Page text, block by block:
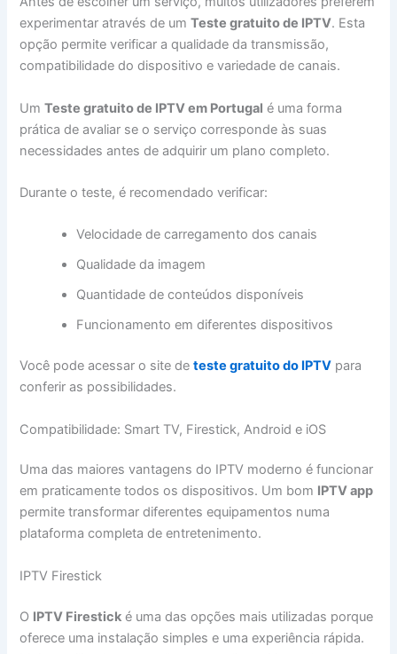
experimentar através de umTeste gratuito de IPTV. Esta
opção permite verificar a qualidade da transmissão,
compatibilidade do dispositivo e variedade de canais.
UmTeste gratuito de IPTV em Portugal é uma forma
prática de avaliar se o serviço corresponde às suas
necessidades antes de adquirir um plano completo.
Durante o teste, é recomendado verificar:
Velocidade de carregamento dos canais
Qualidade da imagem
Quantidade de conteúdos disponíveis
Funcionamento em diferentes dispositivos
Você pode acessar o site deteste gratuito do IPTV para
conferir as possibilidades.
Compatibilidade: Smart TV, Firestick, Android e iOS
Uma das maiores vantagens do IPTV moderno é funcionar
em praticamente todos os dispositivos. Um bom IPTV app
permite transformar diferentes equipamentos numa
plataforma completa de entretenimento.
IPTV Firestick
O IPTV Firestick é uma das opções mais utilizadas porque
oferece uma instalação simples e uma experiência rápida.